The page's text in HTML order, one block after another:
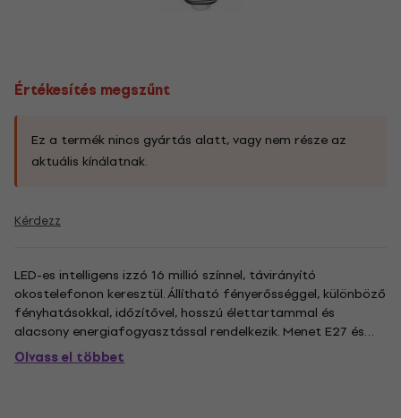
Értékesítés megszűnt
Ez a termék nincs gyártás alatt, vagy nem része az
aktuális kínálatnak.
Kérdezz
LED-es intelligens izzó 16 millió színnel, távirányító
okostelefonon keresztül. Állítható fényerősséggel, különböző
fényhatásokkal, időzítővel, hosszú élettartammal és
alacsony energiafogyasztással rendelkezik. Menet E27 és
9W teljesítménybemenet. .
Olvass el többet